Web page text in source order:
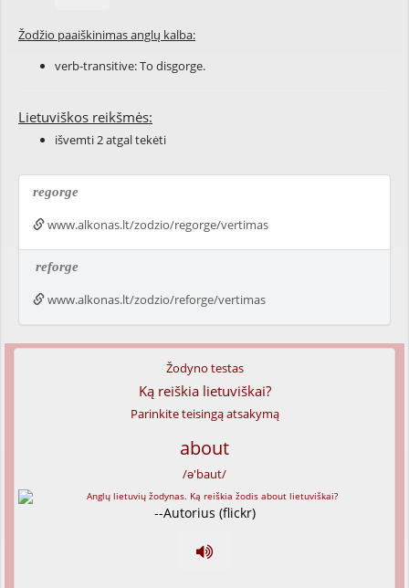
Žodžio paaiškinimas anglų kalba:
verb-transitive: To disgorge.
Lietuviškos reikšmės:
išvemti 2 atgal tekėti
regorge
www.alkonas.lt/zodzio/regorge/vertimas
reforge
www.alkonas.lt/zodzio/reforge/vertimas
Žodyno testas
Ką reiškia lietuviškai?
Parinkite teisingą atsakymą
about
/ə'baut/
--Autorius (flickr)